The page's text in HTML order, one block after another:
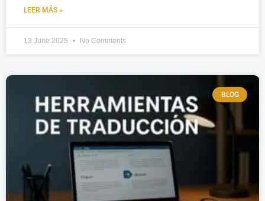
LEER MÁS »
13 June 2025 No Comments
BLOG